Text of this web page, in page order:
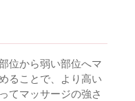
位から弱い部位へマ
ることで、より高い
てマッサージの強さ